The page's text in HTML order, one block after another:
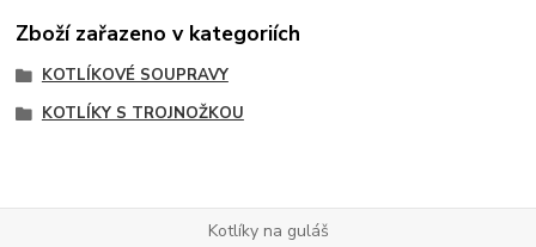
Zboží zařazeno v kategoriích
KOTLÍKOVÉ SOUPRAVY
KOTLÍKY S TROJNOŽKOU
Kotlíky na guláš